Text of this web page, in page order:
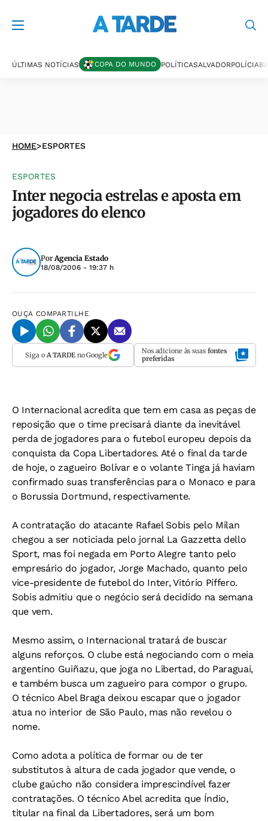
ÚLTIMAS NOTÍCIAS COPA DO MUNDO POLÍTICASALVADORPOLÍCIA
HOME>ESPORTES
ESPORTES
Inter negocia estrelas e aposta em
jogadores do elenco
PorAgencia Estado
18/08/2006 - 19:37 h
OUÇA COMPARTILHE
Siga o A TARDEno Google Nos adicione às suas fontes
preferidas
O Internacional acredita que tem em casa as peças de
reposição que o time precisará diante da inevitável
perda de jogadores para o futebol europeu depois da
conquista da Copa Libertadores. Até o final da tarde
de hoje, o zagueiro Bolívar e o volante Tinga já haviam
confirmado suas transferências para o Monaco e para
o Borussia Dortmund, respectivamente.
A contratação do atacante Rafael Sobis pelo Milan
chegou a ser noticiada pelo jornal La Gazzetta dello
Sport, mas foi negada em Porto Alegre tanto pelo
empresário do jogador, Jorge Machado, quanto pelo
vice-presidente de futebol do Inter, Vitório Píffero.
Sobis admitiu que o negócio será decidido na semana
que vem.
Mesmo assim, o Internacional tratará de buscar
alguns reforços. O clube está negociando com o meia
argentino Guiñazu, que joga no Libertad, do Paraguai,
e também busca um zagueiro para compor o grupo.
O técnico Abel Braga deixou escapar que o jogador
atua no interior de São Paulo, mas não revelou o
nome.
Como adota a política de formar ou de ter
substitutos à altura de cada jogador que vende, o
clube gaúcho não considera imprescindível fazer
contratações. O técnico Abel acredita que Índio,
titular na final da Libertadores, será um bom